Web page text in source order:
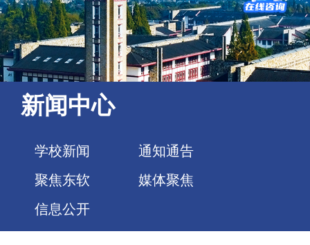
新闻中心
学校新闻
通知通告
聚焦东软
媒体聚焦
信息公开